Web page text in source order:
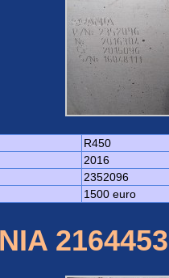
R450
2016
2352096
1500 euro
2164453